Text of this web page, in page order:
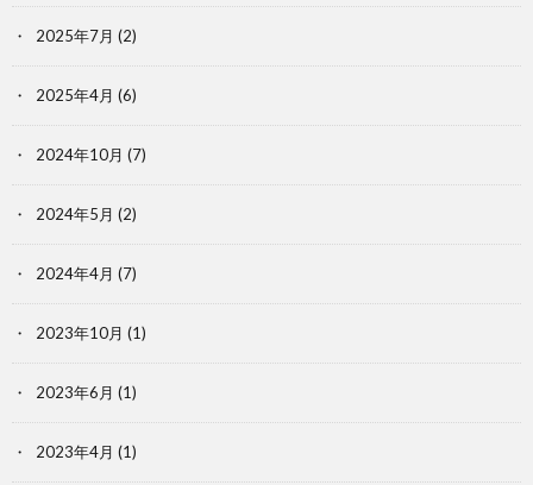
2025年7月 (2)
2025年4月 (6)
2024年10月 (7)
2024年5月 (2)
2024年4月 (7)
2023年10月 (1)
2023年6月 (1)
2023年4月 (1)